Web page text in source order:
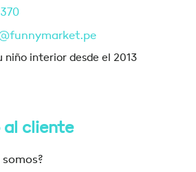
niño interior desde el 2013
al cliente
somos?